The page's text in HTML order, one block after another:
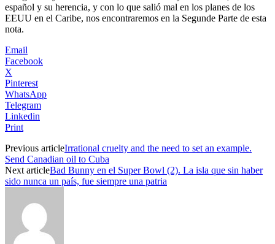
español y su herencia, y con lo que salió mal en los planes de los
EEUU en el Caribe, nos encontraremos en la Segunde Parte de esta
nota.
Email
Facebook
X
Pinterest
WhatsApp
Telegram
Linkedin
Print
Previous articleIrrational cruelty and the need to set an example.
Send Canadian oil to Cuba
Next articleBad Bunny en el Super Bowl (2). La isla que sin haber
sido nunca un país, fue siempre una patria